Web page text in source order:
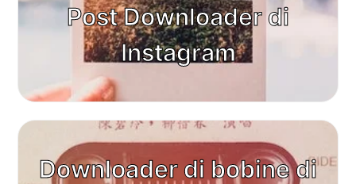
Post Downloader di
Instagram
Downloader di bobine di